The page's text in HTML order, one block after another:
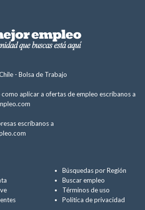
- Bolsa de Trabajo
aplicar a ofertas de empleo escríbanos a
escríbanos a
Búsquedas por Región
Buscar empleo
Términos de uso
Política de privacidad